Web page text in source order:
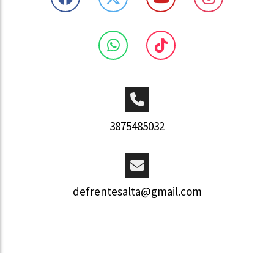
3875485032
defrentesalta@gmail.com